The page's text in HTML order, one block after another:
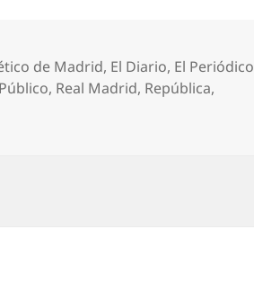
de Madrid, El Diario, El Periódico
Público, Real Madrid, República,